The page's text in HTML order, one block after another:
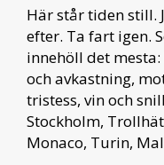
Här står tiden still.
efter. Ta fart igen.
innehöll det
och avkastning,
tristess, vin och
Stockholm,
Monaco, Turin,